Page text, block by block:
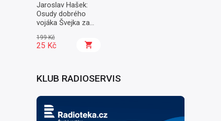
Jaroslav Hašek:
Osudy dobrého
vojáka Švejka za
Na frontě
199 Kč
25 Kč
KLUB RADIOSERVIS